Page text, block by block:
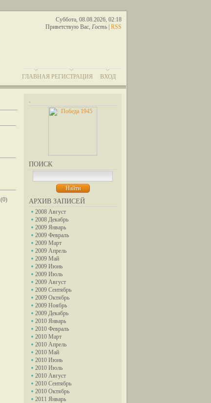
Суббота, 08.08.2026, 02:18
Приветствую Вас, Гость RSS
ГЛАВНАЯ РЕГИСТРАЦИЯ ВХОД
.
ПОИСК
АРХИВ ЗАПИСЕЙ
2008 Август
2008 Декабрь
2009 Январь
2009 Февраль
2009 Март
2009 Апрель
2009 Май
2009 Июнь
2009 Июль
2009 Август
2009 Сентябрь
2009 Октябрь
2009 Ноябрь
2009 Декабрь
2010 Январь
2010 Февраль
2010 Март
2010 Апрель
2010 Май
2010 Июнь
2010 Июль
2010 Август
2010 Сентябрь
2010 Октябрь
2011 Январь
(0)